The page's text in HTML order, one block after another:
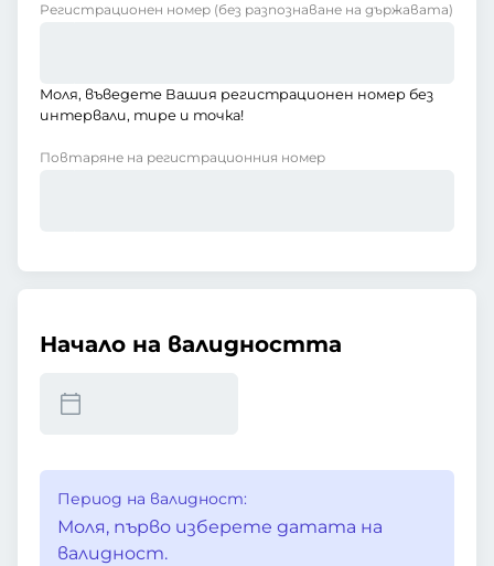
Регистрационен номер (без разпознаване на държавата)
Моля, въведете Вашия регистрационен номер без
интервали, тире и точка!
Повтаряне на регистрационния номер
Начало на валидността
Период на валидност:
Моля, първо изберете датата на
валидност.